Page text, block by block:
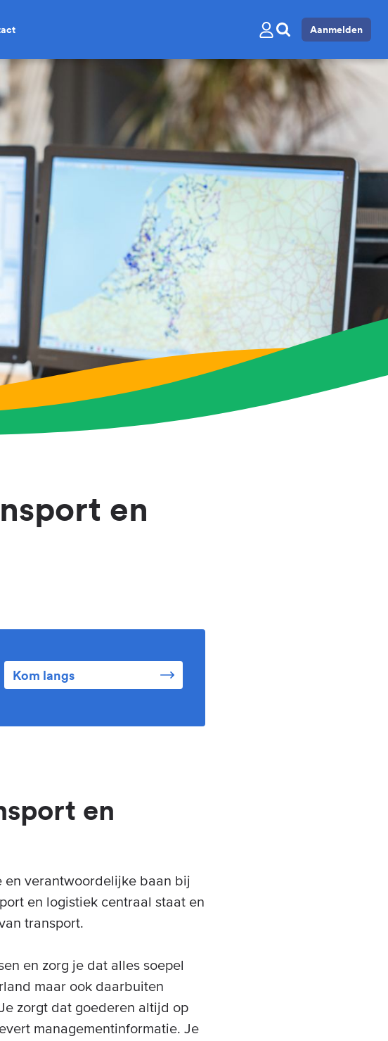
Aanmelden
en
Kom langs
en
en verantwoordelijke baan bij
en logistiek centraal staat en
transport.
en zorg je dat alles soepel
maar ook daarbuiten
zorgt dat goederen altijd op
managementinformatie. Je